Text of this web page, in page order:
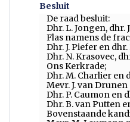
Besluit
De raad besluit:
Dhr. L. Jongen, dhr.
Flas namens de
Dhr. J. Piefer en
Dhr. N. Krasovec,
Ons Kerkrade;
Dhr. M. Charlier en
Mevr. J. van
Dhr. P. Caumon en
Dhr. B. van Putten
Bovenstaande